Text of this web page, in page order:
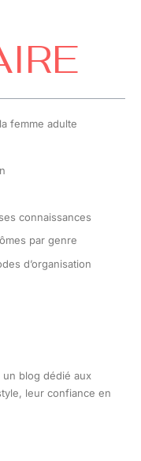
femme adulte
connaissances
par genre
d’organisation
un blog dédié aux
leur confiance en